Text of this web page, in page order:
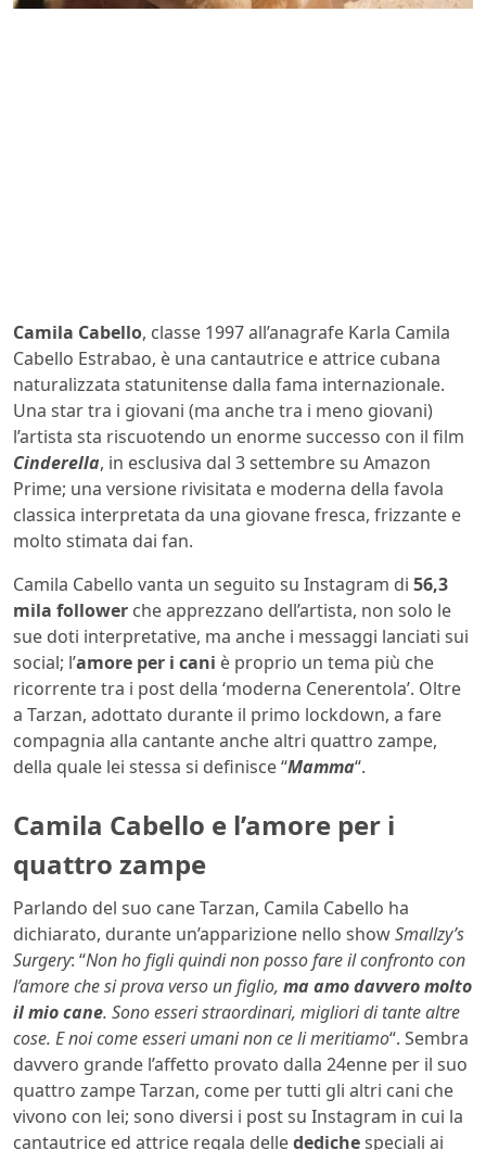
Camila Cabello, classe 1997 all’anagrafe Karla Camila
Cabello Estrabao, è una cantautrice e attrice cubana
naturalizzata statunitense dalla fama internazionale.
Una star tra i giovani (ma anche tra i meno giovani)
l’artista sta riscuotendo un enorme successo con il film
Cinderella, in esclusiva dal 3 settembre su Amazon
Prime; una versione rivisitata e moderna della favola
classica interpretata da una giovane fresca, frizzante e
molto stimata dai fan.
Camila Cabello vanta un seguito su Instagram di 56,3
mila follower che apprezzano dell’artista, non solo le
sue doti interpretative, ma anche i messaggi lanciati sui
social; l’amore per i cani è proprio un tema più che
ricorrente tra i post della ‘moderna Cenerentola’. Oltre
a Tarzan, adottato durante il primo lockdown, a fare
compagnia alla cantante anche altri quattro zampe,
della quale lei stessa si definisce “Mamma“.
Camila Cabello e l’amore per i
quattro zampe
Parlando del suo cane Tarzan, Camila Cabello ha
dichiarato, durante un’apparizione nello showSmallzy’s
Surgery: “Non ho figli quindi non posso fare il confronto con
l’amore che si prova verso un figlio, ma amo davvero molto
il mio cane. Sono esseri straordinari, migliori di tante altre
cose. E noi come esseri umani non ce li meritiamo“. Sembra
davvero grande l’affetto provato dalla 24enne per il suo
quattro zampe Tarzan, come per tutti gli altri cani che
vivono con lei; sono diversi i post su Instagram in cui la
cantautrice ed attrice regala dellededichespeciali ai